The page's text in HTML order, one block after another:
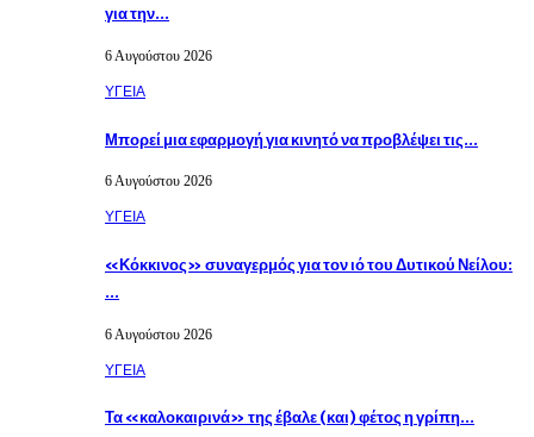
για την…
6 Αυγούστου 2026
ΥΓΕΙΑ
Μπορεί μια εφαρμογή για κινητό να προβλέψει τις…
6 Αυγούστου 2026
ΥΓΕΙΑ
«Κόκκινος» συναγερμός για τον ιό του Δυτικού Νείλου:
…
6 Αυγούστου 2026
ΥΓΕΙΑ
Τα «καλοκαιρινά» της έβαλε (και) φέτος η γρίπη…